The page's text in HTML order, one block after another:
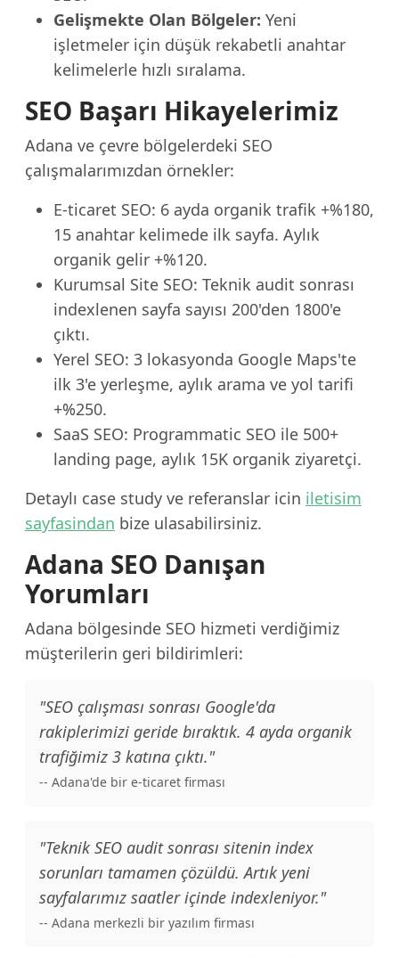
Gelişmekte Olan Bölgeler: Yeni
işletmeler için düşük rekabetli anahtar
kelimelerle hızlı sıralama.
SEO Başarı Hikayelerimiz
Adana ve çevre bölgelerdeki SEO
çalışmalarımızdan örnekler:
E-ticaret SEO: 6 ayda organik trafik +%180,
15 anahtar kelimede ilk sayfa. Aylık
organik gelir +%120.
Kurumsal Site SEO: Teknik audit sonrası
indexlenen sayfa sayısı 200'den 1800'e
çıktı.
Yerel SEO: 3 lokasyonda Google Maps'te
ilk 3'e yerleşme, aylık arama ve yol tarifi
+%250.
SaaS SEO: Programmatic SEO ile 500+
landing page, aylık 15K organik ziyaretçi.
Detaylı case study ve referanslar icin iletisim
sayfasindan bize ulasabilirsiniz.
Adana SEO Danışan
Yorumları
Adana bölgesinde SEO hizmeti verdiğimiz
müşterilerin geri bildirimleri:
"SEO çalışması sonrası Google'da
rakiplerimizi geride bıraktık. 4 ayda organik
trafiğimiz 3 katına çıktı."
-- Adana'de bir e-ticaret firması
"Teknik SEO audit sonrası sitenin index
sorunları tamamen çözüldü. Artık yeni
sayfalarımız saatler içinde indexleniyor."
-- Adana merkezli bir yazılım firması